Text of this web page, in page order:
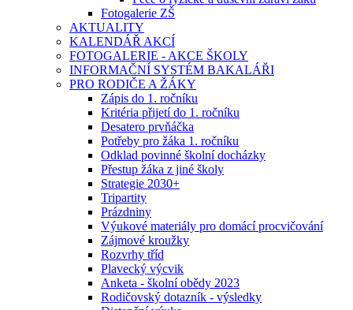
Fotogalerie ZŠ
AKTUALITY
KALENDÁŘ AKCÍ
FOTOGALERIE - AKCE ŠKOLY
INFORMAČNÍ SYSTÉM BAKALÁŘI
PRO RODIČE A ŽÁKY
Zápis do 1. ročníku
Kritéria přijetí do 1. ročníku
Desatero prvňáčka
Potřeby pro žáka 1. ročníku
Odklad povinné školní docházky
Přestup žáka z jiné školy
Strategie 2030+
Tripartity
Prázdniny
Výukové materiály pro domácí procvičování
Zájmové kroužky
Rozvrhy tříd
Plavecký výcvik
Anketa - školní obědy 2023
Rodičovský dotazník - výsledky